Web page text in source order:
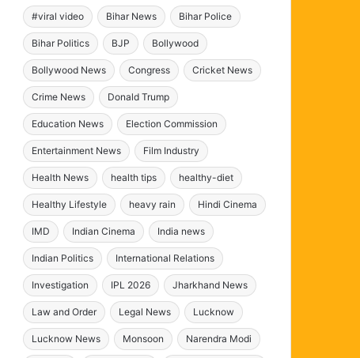
#viral video Bihar News Bihar Police
Bihar Politics BJP Bollywood
Bollywood News Congress Cricket News
Crime News Donald Trump
Education News Election Commission
Entertainment News Film Industry
Health News health tips healthy-diet
Healthy Lifestyle heavy rain Hindi Cinema
IMD Indian Cinema India news
Indian Politics International Relations
Investigation IPL 2026 Jharkhand News
Law and Order Legal News Lucknow
Lucknow News Monsoon Narendra Modi